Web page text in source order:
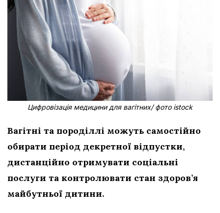
Цифровізація медицини для вагітних/ фото istock
Вагітні та породіллі можуть самостійно
обирати період декретної відпустки,
дистанційно отримувати соціальні
послуги та контролювати стан здоров’я
майбутньої дитини.